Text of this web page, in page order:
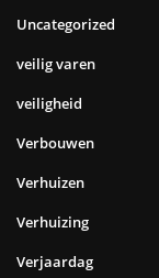
Uncategorized
veilig varen
veiligheid
Verbouwen
Verhuizen
Verhuizing
Verjaardag